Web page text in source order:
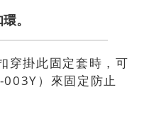
。
穿掛此固定套時，可
）來固定防止